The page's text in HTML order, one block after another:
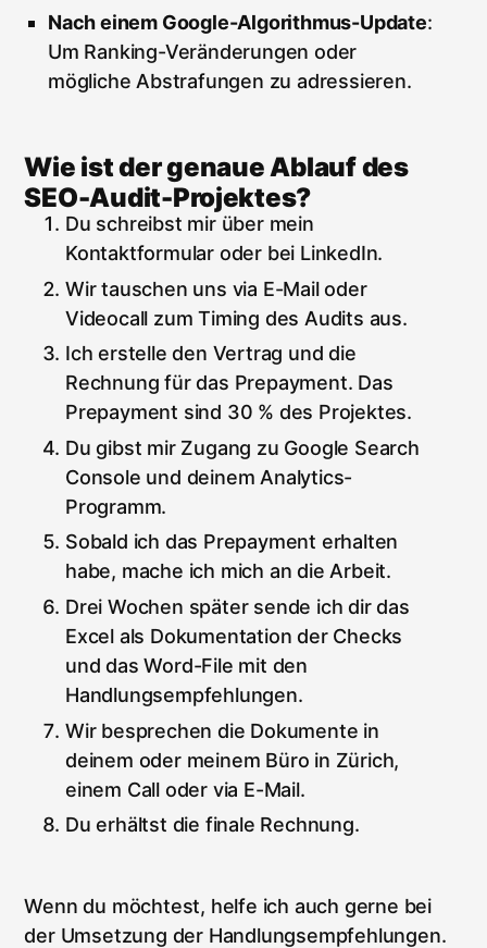
Nach einem Google-Algorithmus-Update:
Um Ranking-Veränderungen oder
mögliche Abstrafungen zu adressieren.
Wie ist der genaue Ablauf des
SEO-Audit-Projektes?
Du schreibst mir über mein
Kontaktformular oder bei LinkedIn.
Wir tauschen uns via E-Mail oder
Videocall zum Timing des Audits aus.
Ich erstelle den Vertrag und die
Rechnung für das Prepayment. Das
Prepayment sind 30 % des Projektes.
Du gibst mir Zugang zu Google Search
Console und deinem Analytics-
Programm.
Sobald ich das Prepayment erhalten
habe, mache ich mich an die Arbeit.
Drei Wochen später sende ich dir das
Excel als Dokumentation der Checks
und das Word-File mit den
Handlungsempfehlungen.
Wir besprechen die Dokumente in
deinem oder meinem Büro in Zürich,
einem Call oder via E-Mail.
Du erhältst die finale Rechnung.
Wenn du möchtest, helfe ich auch gerne bei
der Umsetzung der Handlungsempfehlungen.